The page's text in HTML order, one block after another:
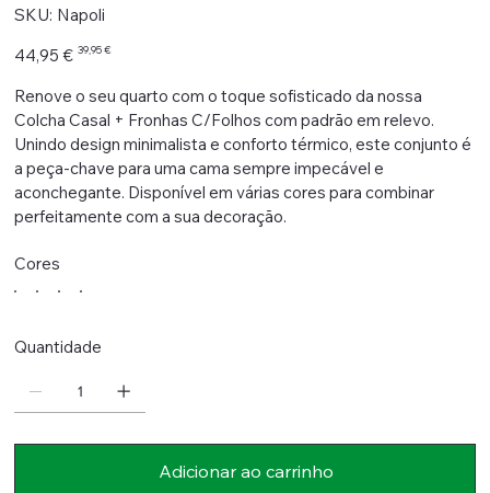
SKU: SKU
Napoli
Napoli
Preço
original
44,95 € Preço
39,95 €
Renove o seu quarto com o toque sofisticado da nossa
Colcha Casal + Fronhas C/Folhos com padrão em relevo.
Unindo design minimalista e conforto térmico, este conjunto é
a peça-chave para uma cama sempre impecável e
aconchegante. Disponível em várias cores para combinar
perfeitamente com a sua decoração.
Cores
Quantidade
Adicionar ao carrinho